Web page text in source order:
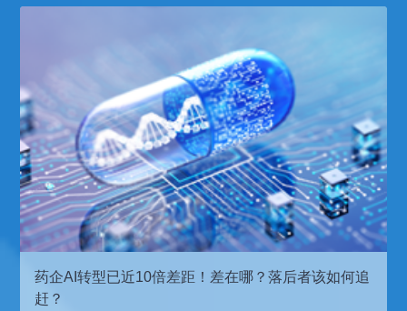
药企AI转型已近10倍差距！差在哪？落后者该如何追
赶？